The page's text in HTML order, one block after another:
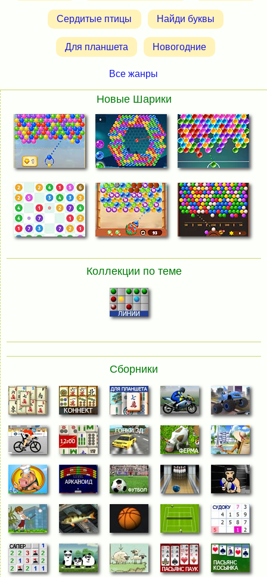
Сердитые птицы Найди буквы
Для планшета Новогодние
Все жанры
Новые Шарики
Коллекции по теме
Сборники